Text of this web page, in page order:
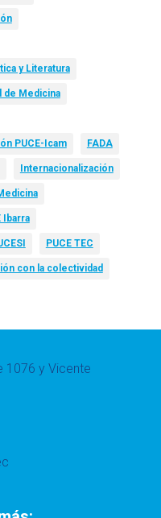
y Literatura
de Medicina
PUCE-Icam FADA
Internacionalización
Ibarra
PUCE TEC
con la colectividad
1076 y Vicente